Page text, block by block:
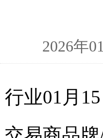
2026年
行业01月